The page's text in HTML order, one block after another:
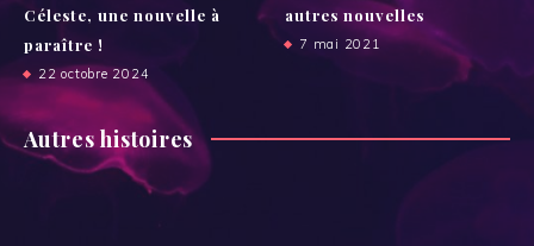
Céleste, une nouvelle à
paraître !
22 octobre 2024
autres nouvelles
7 mai 2021
Autres histoires